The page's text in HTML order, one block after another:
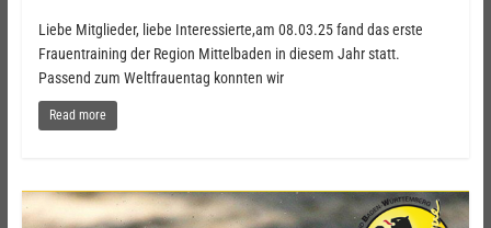
Liebe Mitglieder, liebe Interessierte,am 08.03.25 fand das erste
Frauentraining der Region Mittelbaden in diesem Jahr statt.
Passend zum Weltfrauentag konnten wir
Read more